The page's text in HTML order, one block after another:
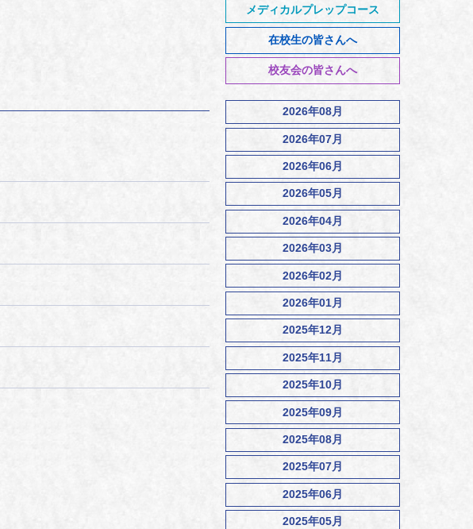
メディカルプレップコース
在校生の皆さんへ
校友会の皆さんへ
2026年08月
2026年07月
2026年06月
2026年05月
2026年04月
2026年03月
2026年02月
2026年01月
2025年12月
2025年11月
2025年10月
2025年09月
2025年08月
2025年07月
2025年06月
2025年05月